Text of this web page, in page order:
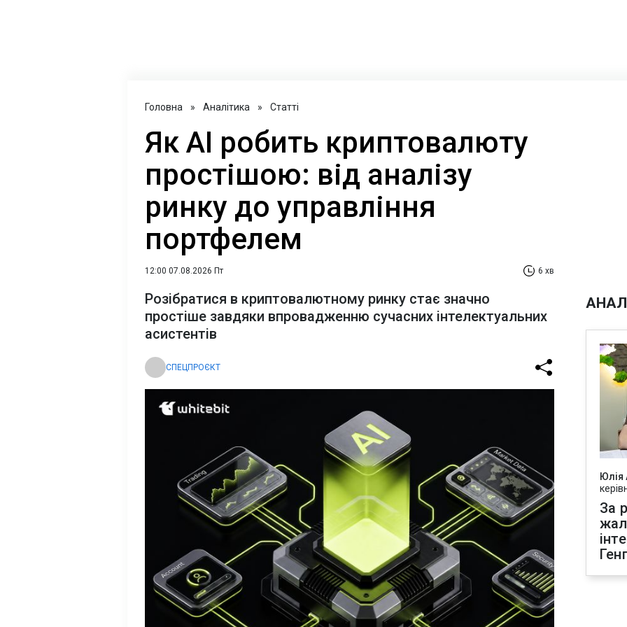
Головна » Аналітика » Статті
Як AI робить криптовалюту
простішою: від аналізу
ринку до управління
портфелем
12:00 07.08.2026 Пт 6 хв
Розібратися в криптовалютному ринку стає значно
простіше завдяки впровадженню сучасних інтелектуальних
асистентів
СПЕЦПРОЄКТ
Юлія
За